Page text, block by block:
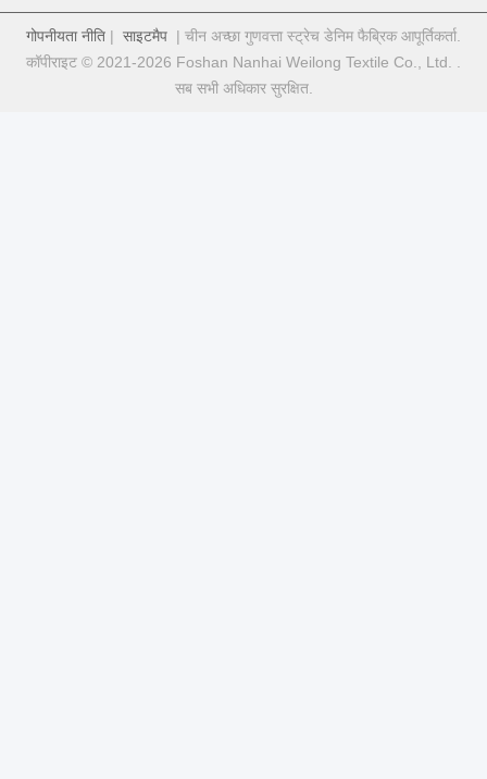
गोपनीयता नीति | साइटमैप | चीन अच्छा गुणवत्ता स्ट्रेच डेनिम फैब्रिक आपूर्तिकर्ता.
कॉपीराइट © 2021-2026 Foshan Nanhai Weilong Textile Co., Ltd. .
सब सभी अधिकार सुरक्षित.